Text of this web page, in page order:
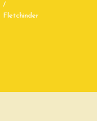
/
Fletchinder